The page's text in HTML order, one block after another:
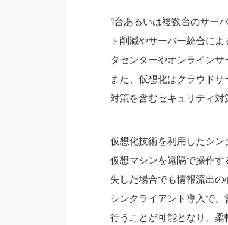
1台あるいは複数台のサー
ト削減やサーバー統合に
タセンターやオンラインサ
また、仮想化はクラウド
対策を含むセキュリティ対
仮想化技術を利用したシ
仮想マシンを遠隔で操作
失した場合でも情報流出の
シンクライアント導入で
行うことが可能となり、柔